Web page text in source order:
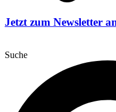
Jetzt zum Newsletter
Suche